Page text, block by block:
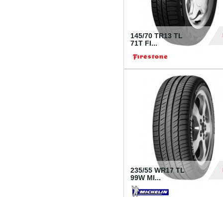
145/70 TR13 TL
71T FI...
235/55 WR17 TL
99W MI...